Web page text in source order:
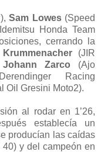
Sam Lowes(Speed
Honda Team
cerrando la
(JIR
Johann Zarco (Ajo
Racing
Oil Gresini Moto2).
al rodar en 1’26,
establecía un
producían las caídas
y del campeón en